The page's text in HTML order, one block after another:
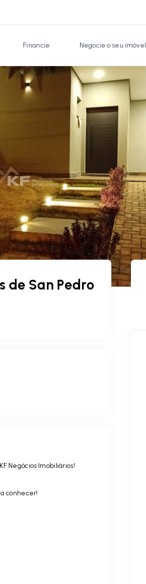
Financie Negocie o seu imóvel
de San Pedro
Negócios Imobiliários!
conhecer!